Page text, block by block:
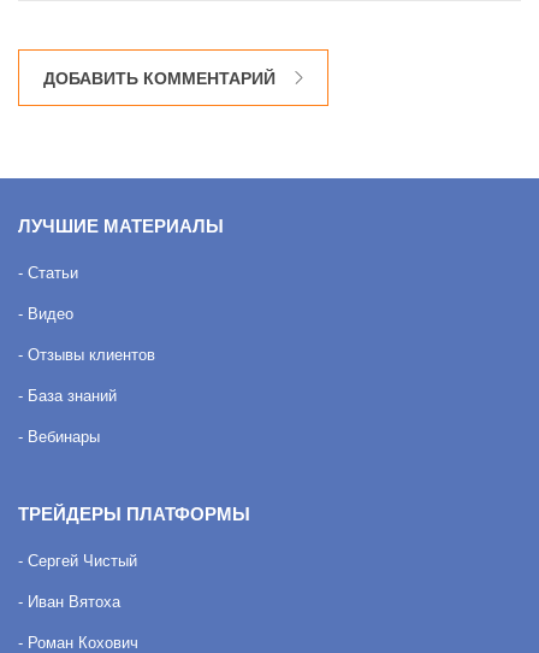
ДОБАВИТЬ КОММЕНТАРИЙ
ЛУЧШИЕ МАТЕРИАЛЫ
- Статьи
- Видео
- Отзывы клиентов
- База знаний
- Вебинары
ТРЕЙДЕРЫ ПЛАТФОРМЫ
- Сергей Чистый
- Иван Вятоха
- Роман Кохович